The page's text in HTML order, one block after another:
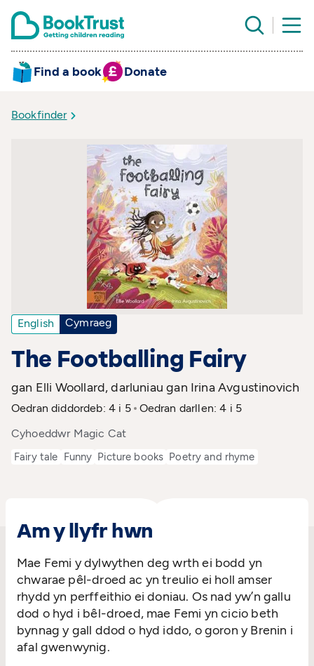
Find a book Donate
Bookfinder
English Cymraeg
The Footballing Fairy
gan Elli Woollard, darluniau gan Irina Avgustinovich
Oedran diddordeb: 4 i 5
Oedran darllen: 4 i 5
Cyhoeddwr Magic Cat
Fairy tale Funny Picture books Poetry and rhyme
Am y llyfr hwn
Mae Femi y dylwythen deg wrth ei bodd yn
chwarae pêl-droed ac yn treulio ei holl amser
rhydd yn perffeithio ei doniau. Os nad yw’n gallu
dod o hyd i bêl-droed, mae Femi yn cicio beth
bynnag y gall ddod o hyd iddo, o goron y Brenin i
afal gwenwynig.